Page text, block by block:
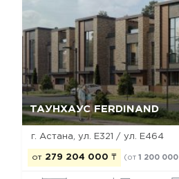
ТАУНХАУС FERDINAND
г. Астана, ул. Е321 / ул. Е464
от 279 204 000 ₸ (от 1 200 000
Да, удалить Отмена